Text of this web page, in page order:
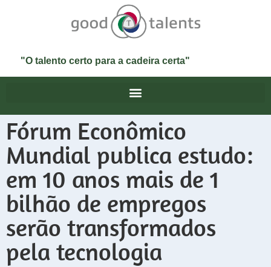
"O talento certo para a cadeira certa"
Fórum Econômico
Mundial publica estudo:
em 10 anos mais de 1
bilhão de empregos
serão transformados
pela tecnologia